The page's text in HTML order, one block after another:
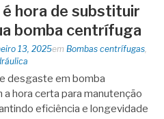
é hora de substituir
bomba centrífuga
13, 2025em Bombas centrífugas
desgaste em bomba
hora certa para manutenção
eficiência e longevidade